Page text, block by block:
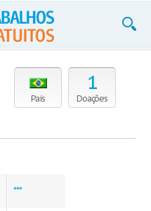
País
1
Doações
***